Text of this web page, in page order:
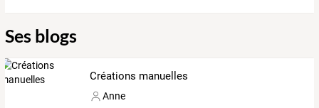
Ses blogs
Créations manuelles
Anne